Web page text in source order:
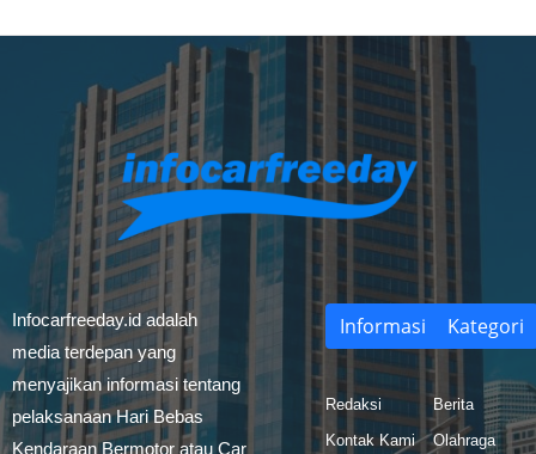
Infocarfreeday.id adalah
media terdepan yang
menyajikan informasi tentang
pelaksanaan Hari Bebas
Kendaraan Bermotor atau Car
Informasi
Redaksi
Kontak Kami
Kategori
Berita
Olahraga